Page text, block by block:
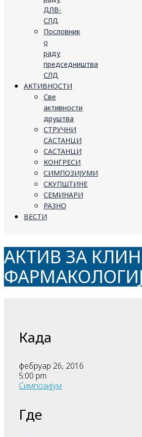
ДЛВ-
СЛД
Пословник
о
раду
председништва
СЛД
АКТИВНОСТИ
Све
активности
друштва
СТРУЧНИ
САСТАНЦИ
САСТАНЦИ
КОНГРЕСИ
СИМПОЗИЈУМИ
СКУПШТИНЕ
СЕМИНАРИ
РАЗНО
ВЕСТИ
АКТИВ ЗА
Када
фебруар 26, 2016
5:00 pm
Симпозијум
Где